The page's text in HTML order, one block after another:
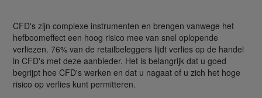
CFD's zijn complexe instrumenten en brengen vanwege het
hefboomeffect een hoog risico mee van snel oplopende
verliezen. 76% van de retailbeleggers lijdt verlies op de handel
in CFD's met deze aanbieder. Het is belangrijk dat u goed
begrijpt hoe CFD's werken en dat u nagaat of u zich het hoge
risico op verlies kunt permitteren.